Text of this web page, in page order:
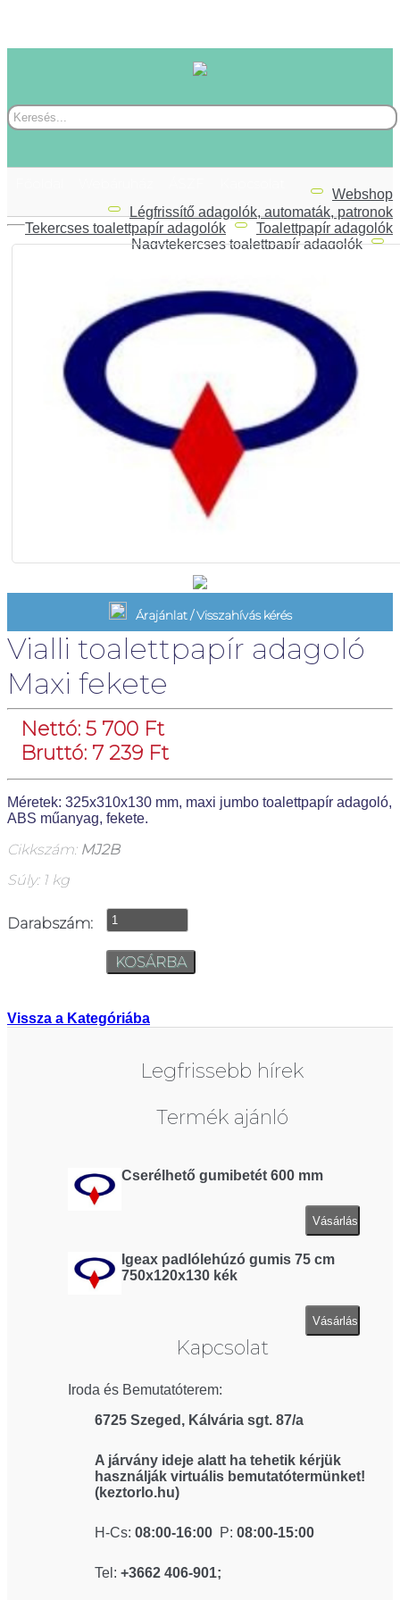
Webshop
Légfrissítő adagolók, automaták, patronok
Toalettpapír adagolók
Tekercses toalettpapír adagolók
Nagytekercses toalettpapír adagolók
Árajánlat / Visszahívás kérés
Vialli toalettpapír adagoló
Maxi fekete
Nettó: 5 700 Ft
Bruttó: 7 239 Ft
Méretek: 325x310x130 mm, maxi jumbo toalettpapír adagoló,
ABS műanyag, fekete.
Cikkszám: MJ2B
Súly: 1 kg
Darabszám:
Vissza a Kategóriába
Legfrissebb hírek
Termék ajánló
Cserélhető gumibetét 600 mm
Vásárlás
Igeax padlólehúzó gumis 75 cm
750x120x130 kék
Vásárlás
Kapcsolat
Iroda és Bemutatóterem:
6725 Szeged, Kálvária sgt. 87/a
A járvány ideje alatt ha tehetik kérjük
használják virtuális bemutatótermünket!
(keztorlo.hu)
H-Cs: 08:00-16:00 P: 08:00-15:00
Tel: +3662 406-901;